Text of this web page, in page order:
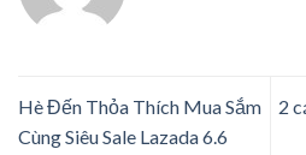
Hè Đến Thỏa Thích Mua Sắm
Cùng Siêu Sale Lazada 6.6
2